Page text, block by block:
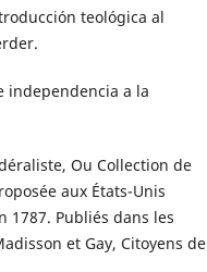
teológica al
independencia a la
Ou Collection de
aux États-Unis
1787. Publiés dans les
et Gay, Citoyens de